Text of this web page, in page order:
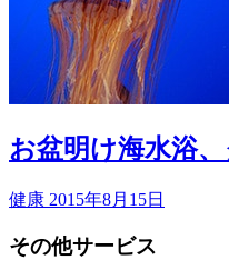
お盆明け海水浴
健康 2015年8月15日
その他サービス